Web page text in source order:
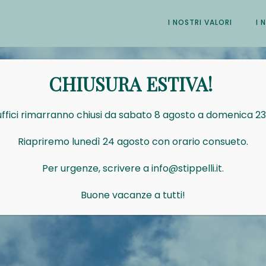
I NOSTRI VALORI I
CHIUSURA ESTIVA!
rimarranno chiusi da sabato 8 agosto a domenica
Riapriremo lunedì 24 agosto con orario consueto.
Per urgenze, scrivere a info@stippelli.it.
Buone vacanze a tutti!